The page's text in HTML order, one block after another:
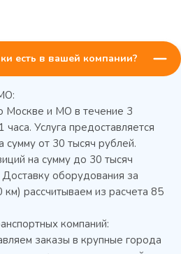
КР-5/5
есть в вашей компании?
Москве и МО в течение 3
Услуга предоставляется
сумму от 30 тысяч рублей.
на сумму до 30 тысяч
оборудования за
рассчитываем из расчета 85
компаний:
заказы в крупные города